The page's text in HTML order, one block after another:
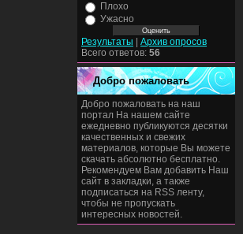
Плохо
Ужасно
Результаты
Архив опросов
Всего ответов: 56
Добро пожаловать
Добро пожаловать на наш
портал На нашем сайте
ежедневно публикуются десятки
качественных и свежих
материалов, которые Вы можете
скачать абсолютно бесплатно.
Рекомендуем Вам добавить Наш
сайт в закладки, а также
подписаться на RSS ленту,
чтобы не пропускать
интересных новостей.